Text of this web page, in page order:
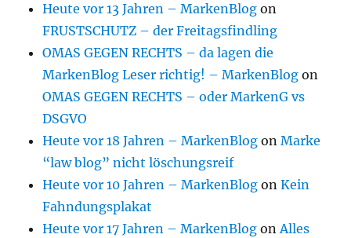
Heute vor 13 Jahren – MarkenBlog on
FRUSTSCHUTZ – der Freitagsfindling
OMAS GEGEN RECHTS – da lagen die
MarkenBlog Leser richtig! – MarkenBlog on
OMAS GEGEN RECHTS – oder MarkenG vs
DSGVO
Heute vor 18 Jahren – MarkenBlog onMarke
“law blog” nicht löschungsreif
Heute vor 10 Jahren – MarkenBlog onKein
Fahndungsplakat
Heute vor 17 Jahren – MarkenBlog onAlles